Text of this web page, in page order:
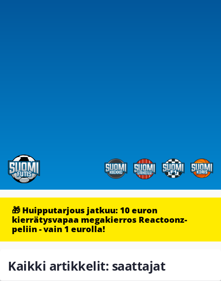
🎁 Huipputarjous jatkuu: 10 euron
kierrätysvapaa megakierros Reactoonz-
peliin - vain 1 eurolla!
Kaikki artikkelit: saattajat